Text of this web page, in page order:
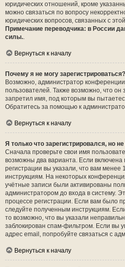
юридических отношений, кроме
можно связаться по вопросу
юридических вопросов, связанных с
Примечание переводчика: в России
силы..
Вернуться к началу
Почему я не могу зарегистрироваться?
Возможно, администратор
пользователей. Также возможно, что он
запретил имя, под которым вы
Обратитесь за помощью к
Вернуться к началу
Я только что зарегистрировался, но
Сначала проверьте свои имя
возможны два варианта. Если включена
регистрации вы указали, что вам менее
инструкциям. На некоторых
учётные записи были активированы
администратором до входа в систему.
процессе регистрации. Если вам было
следуйте полученным инструкциям.
то возможно, что вы указали
заблокирован спам-фильтром. Если вы
адрес email, попробуйте связаться с
Вернуться к началу